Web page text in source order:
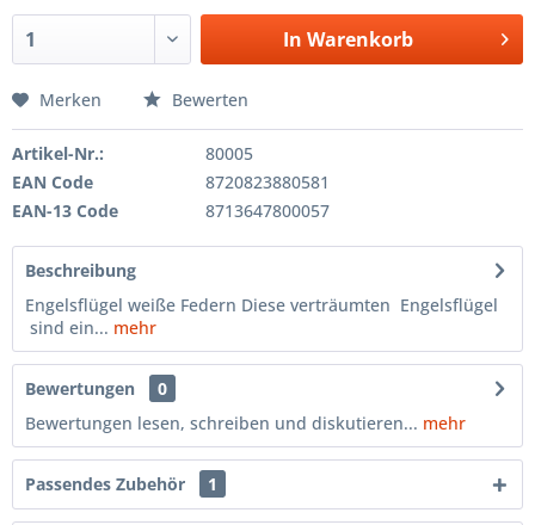
In Warenkorb
Merken Bewerten
Artikel-Nr.:
80005
EAN Code
8720823880581
EAN-13 Code
8713647800057
Beschreibung
Engelsflügel weiße Federn Diese verträumten Engelsflügel
sind ein... mehr
Bewertungen
0
Bewertungen lesen, schreiben und diskutieren... mehr
Passendes Zubehör 1